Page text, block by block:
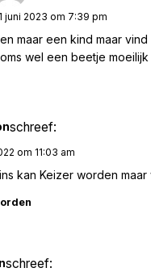
juni 2023 om 7:39 pm
maar een kind maar
wel een beetje moeilijk
schreef:
om 11:03 am
kan Keizer worden
schreef: